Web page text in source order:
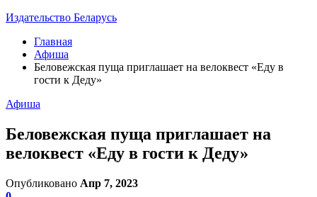
Издательство Беларусь
Главная
Афиша
Беловежская пуща приглашает на велоквест «Еду в
гости к Деду»
Афиша
Беловежская пуща приглашает на
велоквест «Еду в гости к Деду»
Опубликовано Апр 7, 2023